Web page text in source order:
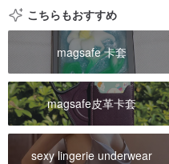
こちらもおすすめ
magsafe 卡套
magsafe皮革卡套
sexy lingerie underwear